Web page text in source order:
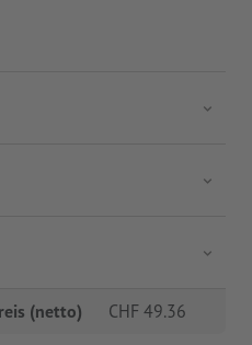
(netto) CHF 49.36